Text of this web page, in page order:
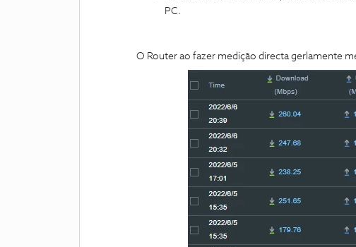
PC.
O Router ao fazer medição directa gerlamente